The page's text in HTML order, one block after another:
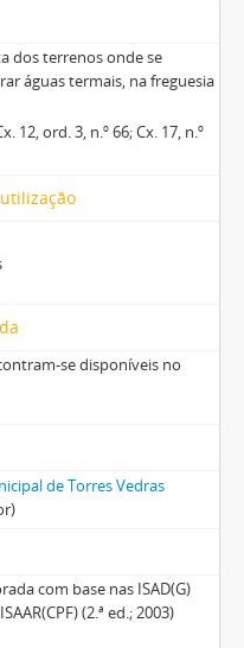
dos terrenos onde se
águas termais, na freguesia
12, ord. 3, n.º 66; Cx. 17, n.º
se disponíveis no
de Torres Vedras
com base nas ISAD(G)
(2.ª ed.; 2003)